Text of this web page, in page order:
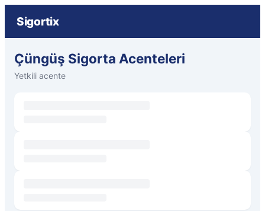
Sigortix
Çüngüş Sigorta Acenteleri
Yetkili acente